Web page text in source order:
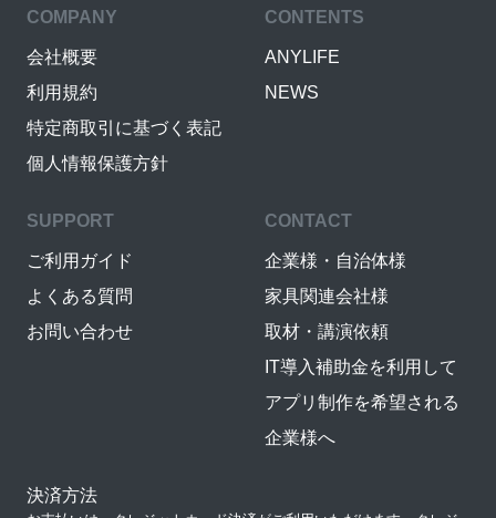
COMPANY
会社概要
利用規約
特定商取引に基づく表記
個人情報保護方針
CONTENTS
ANYLIFE
NEWS
SUPPORT
ご利用ガイド
よくある質問
お問い合わせ
CONTACT
企業様・自治体様
家具関連会社様
取材・講演依頼
IT導入補助金を利用して
アプリ制作を希望される
企業様へ
決済方法